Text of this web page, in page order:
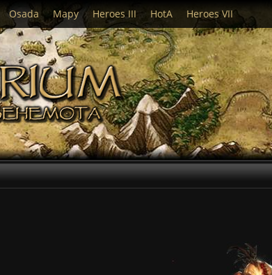
Osada Mapy Heroes III HotA Heroes VII